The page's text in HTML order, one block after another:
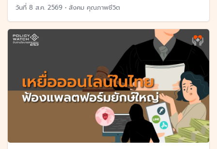
วันที่ 8 ส.ค. 2569 • สังคม คุณภาพชีวิต